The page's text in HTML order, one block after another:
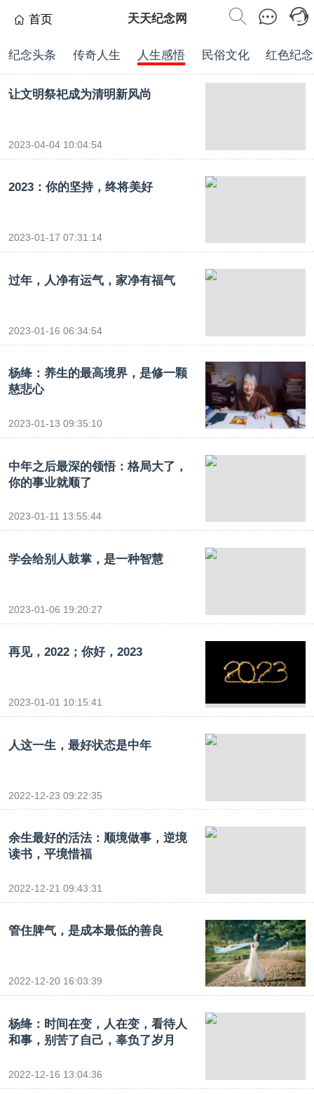
首页 天天纪念网
纪念头条 传奇人生 人生感悟 民俗文化 红色纪念
让文明祭祀成为清明新风尚
2023-04-04 10:04:54
2023：你的坚持，终将美好
2023-01-17 07:31:14
过年，人净有运气，家净有福气
2023-01-16 06:34:54
杨绛：养生的最高境界，是修一颗
慈悲心
2023-01-13 09:35:10
中年之后最深的领悟：格局大了，
你的事业就顺了
2023-01-11 13:55:44
学会给别人鼓掌，是一种智慧
2023-01-06 19:20:27
再见，2022；你好，2023
2023-01-01 10:15:41
人这一生，最好状态是中年
2022-12-23 09:22:35
余生最好的活法：顺境做事，逆境
读书，平境惜福
2022-12-21 09:43:31
管住脾气，是成本最低的善良
2022-12-20 16:03:39
杨绛：时间在变，人在变，看待人
和事，别苦了自己，辜负了岁月
2022-12-16 13:04:36